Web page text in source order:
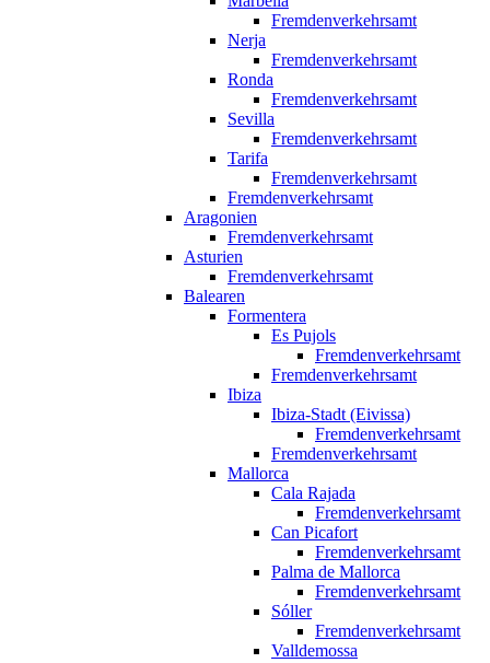
Fremdenverkehrsamt
Nerja
Fremdenverkehrsamt
Ronda
Fremdenverkehrsamt
Sevilla
Fremdenverkehrsamt
Tarifa
Fremdenverkehrsamt
Fremdenverkehrsamt
Aragonien
Fremdenverkehrsamt
Asturien
Fremdenverkehrsamt
Balearen
Formentera
Es Pujols
Fremdenverkehrsamt
Fremdenverkehrsamt
Ibiza
Ibiza-Stadt (Eivissa)
Fremdenverkehrsamt
Fremdenverkehrsamt
Mallorca
Cala Rajada
Fremdenverkehrsamt
Can Picafort
Fremdenverkehrsamt
Palma de Mallorca
Fremdenverkehrsamt
Sóller
Fremdenverkehrsamt
Valldemossa